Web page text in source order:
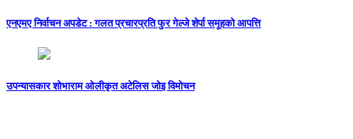
एनएमए निर्वाचन अपडेट : गलत प्रचारप्रति फुर गेल्जे शेर्पा समूहको आपत्ति
उपन्यासकार शोभाराम ओलीकृत अटेलिस जोइ विमोचन